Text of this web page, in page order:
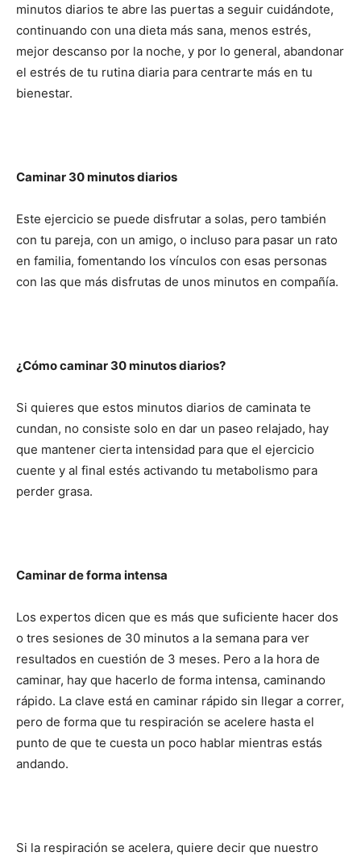
minutos diarios te abre las puertas a seguir cuidándote,
continuando con una dieta más sana, menos estrés,
mejor descanso por la noche, y por lo general, abandonar
el estrés de tu rutina diaria para centrarte más en tu
bienestar.
Caminar 30 minutos diarios
Este ejercicio se puede disfrutar a solas, pero también
con tu pareja, con un amigo, o incluso para pasar un rato
en familia, fomentando los vínculos con esas personas
con las que más disfrutas de unos minutos en compañía.
¿Cómo caminar 30 minutos diarios?
Si quieres que estos minutos diarios de caminata te
cundan, no consiste solo en dar un paseo relajado, hay
que mantener cierta intensidad para que el ejercicio
cuente y al final estés activando tu metabolismo para
perder grasa.
Caminar de forma intensa
Los expertos dicen que es más que suficiente hacer dos
o tres sesiones de 30 minutos a la semana para ver
resultados en cuestión de 3 meses. Pero a la hora de
caminar, hay que hacerlo de forma intensa, caminando
rápido. La clave está en caminar rápido sin llegar a correr,
pero de forma que tu respiración se acelere hasta el
punto de que te cuesta un poco hablar mientras estás
andando.
Si la respiración se acelera, quiere decir que nuestro